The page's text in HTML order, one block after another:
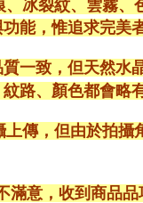
冰裂紋、雲霧
能，惟追求完美
一致，但天然水
路、顏色都會略
傳，但由於拍
滿意，收到商品